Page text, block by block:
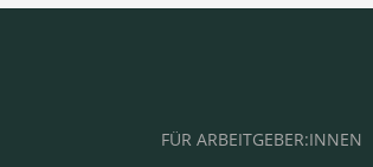
FÜR ARBEITGEBER:INNEN